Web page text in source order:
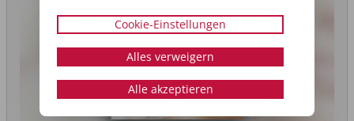
Cookie-Einstellungen
Alles verweigern
Alle akzeptieren